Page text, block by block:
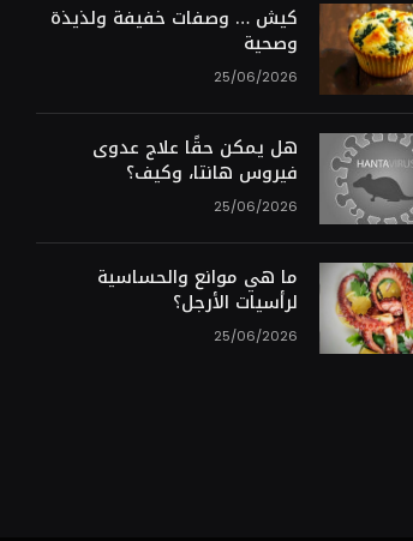
كيش … وصفات خفيفة ولذيذة
وصحية
25/06/2026
هل يمكن حقًا علاج عدوى
فيروس هانتا، وكيف؟
25/06/2026
ما هي موانع والحساسية
لرأسيات الأرجل؟
25/06/2026